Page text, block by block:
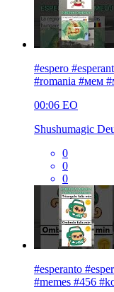
#espero
#romania #мем
00:06 EO
Shushumagic
0
0
0
#esperanto
#memes #456